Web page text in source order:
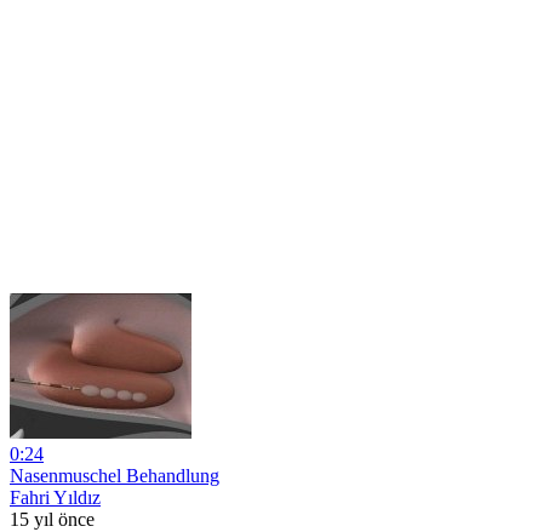
0:24
Nasenmuschel Behandlung
Fahri Yıldız
15 yıl önce